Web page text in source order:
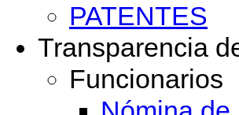
PATENTES
Transparencia
Funcionarios